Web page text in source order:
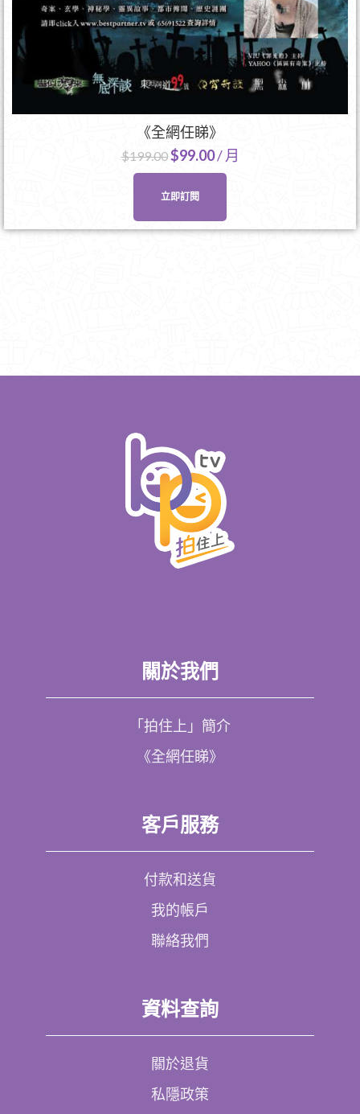
《全網任睇》
$199.00$99.00/ 月
立即訂閱
關於我們
「拍住上」簡介
《全網任睇》
客戶服務
付款和送貨
我的帳戶
聯絡我們
資料查詢
關於退貨
私隱政策